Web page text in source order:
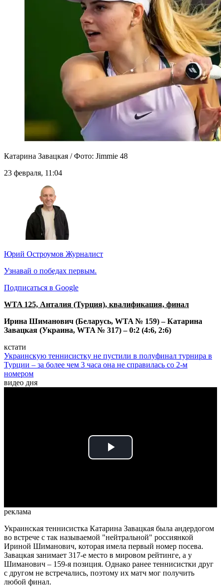
Катарина Завацкая / Фото: Jimmie 48
23 февраля, 11:04
Юрий Остроумов Журналист
Узнавай о победах первым.
Подписаться в Google
WTA 125, Анталия (Турция), квалификация, финал
Ирина Шиманович (Беларусь, WTA № 159) – Катарина
Завацкая (Украина, WTA № 317) – 0:2 (4:6, 2:6)
кстати
Украинскую теннисистку не пустили в полуфинал турнира в
Турции – за более чем 3 часа она не справилась со 2-м
номером
видео дня
Play
реклама
Украинская теннисистка Катарина Завацкая была андердогом
во встрече с так называемой "нейтральной" россиянкой
Ириной Шиманович, которая имела первый номер посева.
Завацкая занимает 317-е место в мировом рейтинге, а у
Шиманович – 159-я позиция. Однако ранее теннисистки друг
с другом не встречались, поэтому их матч мог получить
любой финал.